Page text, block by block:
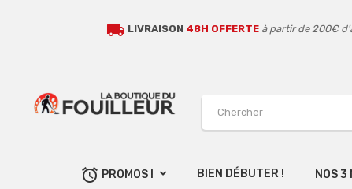
local_shipping LIVRAISON 48H OFFERTE à partir de 200€
alarm PROMOS ! BIEN DÉBUTER ! NOS 3